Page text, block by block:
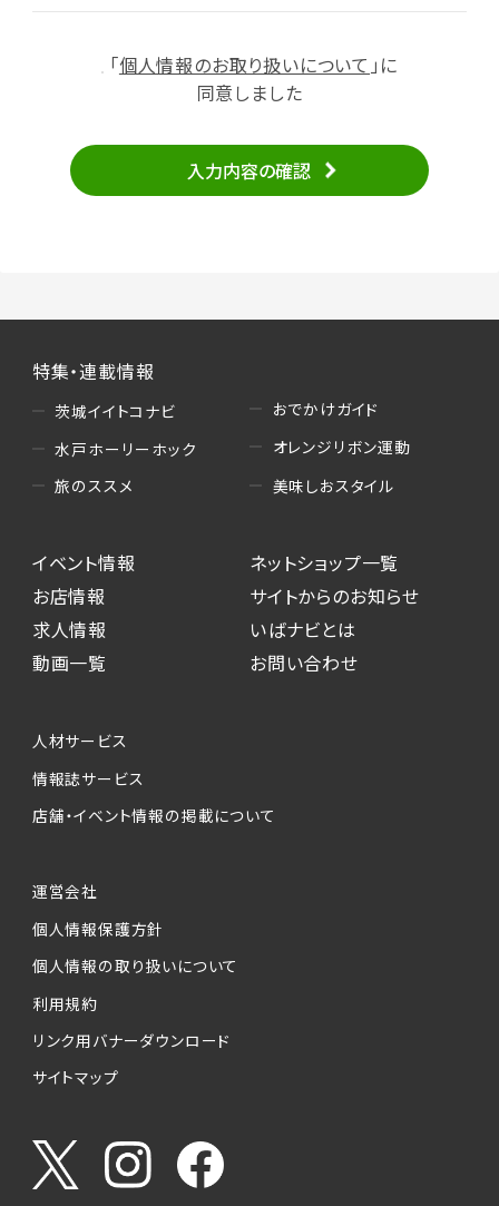
・メールマガジン、お知らせ、広告等の配信
（2）ユーザーからのお問い合わせへの対応
せの内容確認、返答
・当サービスの品質改善
・読者プレゼント、アンケート等、当サービスが実
施するキャンペーンの抽選、当選者への連絡及
び発送 ・ユーザーの趣向や属性情報等の分析
（5）広告主への問い合わせ・応募等への対応
・本サービスを通じて求人広告に応募した際の
選考に関する連絡
・本サービスを通じて店舗への来店予約を登録
した際の内容確認、返答
本サービスが収集する個人情報は、ご本人の意
ービスの実施にあたりそれぞれ必要となる項目
を入力いただかない場合は、各々のサービスを
個人情報の第三者への提供について
当社は、以下の提供先に対して個人情報を提供
します。
(1)お客様が求人応募フォームより個人情報を
送信した事業主（広告主）への提供
お客様が求職活動・応募等を行った企業による
うやりとり・情報提供（採否・合否の検討を含み
ます）
「個人情報のお取り扱いについて 」に
同意しました
入力内容の確認
特集・連載情報
茨城イイトコナビ
水戸ホーリーホック
旅のススメ
おでかけガイド
オレンジリボン運動
美味しおスタイル
イベント情報
お店情報
求人情報
動画一覧
ネットショップ一覧
サイトからのお知らせ
いばナビとは
お問い合わせ
人材サービス
情報誌サービス
店舗・イベント情報の掲載について
運営会社
個人情報保護方針
個人情報の取り扱いについて
利用規約
リンク用バナーダウンロード
サイトマップ